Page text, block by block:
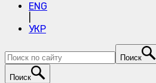
ENG
УКР
Поиск
Поиск